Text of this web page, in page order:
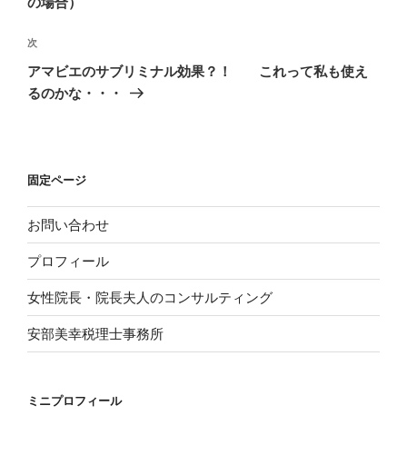
シ
ョ
ン
次
の
投
次
アマビエのサブリミナル効果？！ これって私も使え
るのかな・・・
固定ページ
お問い合わせ
プロフィール
女性院長・院長夫人のコンサルティング
安部美幸税理士事務所
ミニプロフィール